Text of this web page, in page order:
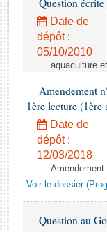
Rapports
Rapports
Rapports sur
Baromètre de
Dossiers
Budget et
Questions écrites
Comptes rendus
Question
Date de
dépôt :
05/10/2010
aquaculture
Amendement
1ère lecture (1ère
Date de
dépôt :
12/03/2018
Amendement
Voir le dossier
Question au